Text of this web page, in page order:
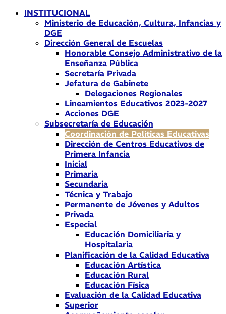
INSTITUCIONAL
Ministerio de Educación, Cultura, Infancias y
DGE
Dirección General de Escuelas
Honorable Consejo Administrativo de la
Enseñanza Pública
Secretaría Privada
Jefatura de Gabinete
Delegaciones Regionales
Lineamientos Educativos 2023-2027
Acciones DGE
Subsecretaría de Educación
Coordinación de Políticas Educativas
Dirección de Centros Educativos de
Primera Infancia
Inicial
Primaria
Secundaria
Técnica y Trabajo
Permanente de Jóvenes y Adultos
Privada
Especial
Educación Domiciliaria y
Hospitalaria
Planificación de la Calidad Educativa
Educación Artística
Educación Rural
Educación Física
Evaluación de la Calidad Educativa
Superior